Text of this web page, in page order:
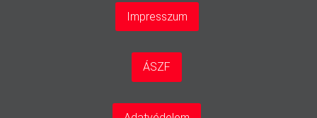
Impresszum
ÁSZF